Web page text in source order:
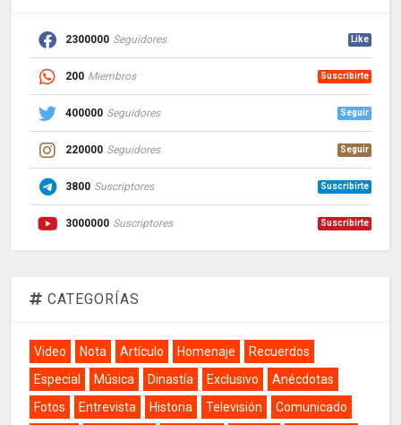
2300000 Seguidores Like
200 Miembros Suscribirte
400000 Seguidores Seguir
220000 Seguidores Seguir
3800 Suscriptores Suscribirte
3000000 Suscriptores Suscribirte
CATEGORÍAS
Video Nota Artículo Homenaje
Recuerdos
Especial
Música Dinastía Exclusivo
Anécdotas
Fotos
Entrevista Historia Televisión
Comunicado